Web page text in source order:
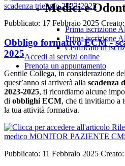
Medici e
Prima iscrizione
Prima iscrizione
Certificato di
Accedi ai servizi online
Prenota un appuntamento
Pubblicato: 17 Febbraio 2025
Obbligo formativo ECM -
2025
Gentile Collega, in considerazione
quest’anno si arriverà alla scadenza
2023-2025, ti ricordiamo alcune
di obblighi ECM, che ti invitiamo a
la tua attività formativa.
Pubblicato: 11 Febbraio 2025